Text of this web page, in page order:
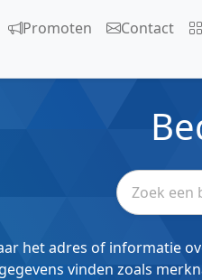
Promoten Contact
het adres of informatie
vinden zoals